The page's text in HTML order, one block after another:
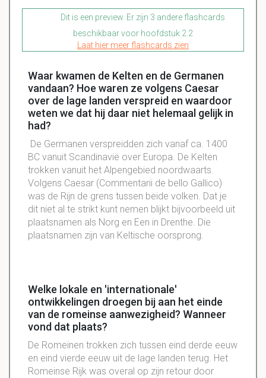
Dit is een preview. Er zijn 3 andere flashcards
beschikbaar voor hoofdstuk 2.2
Laat hier meer flashcards zien
Waar kwamen de Kelten en de Germanen
vandaan? Hoe waren ze volgens Caesar
over de lage landen verspreid en waardoor
weten we dat hij daar niet helemaal gelijk in
had?
De Germanen verspreidden zich vanaf ca. 1400
BC vanuit Scandinavië over Europa. De Kelten
trokken vanuit het Alpengebied noordwaarts.
Volgens Caesar (Commentarii de bello Gallico)
was de Rijn de grens tussen beide volken. Dat je
dit niet al te strikt kunt nemen blijkt bijvoorbeeld uit
plaatsnamen als Norg en Een in Drenthe. Die
plaatsnamen zijn van Keltische oorsprong.
Welke lokale en 'internationale'
ontwikkelingen droegen bij aan het einde
van de romeinse aanwezigheid? Wanneer
vond dat plaats?
De Romeinen trokken zich tussen eind derde eeuw
en eind vierde eeuw uit de lage landen terug. Het
Romeinse Rijk was overal op zijn retour door